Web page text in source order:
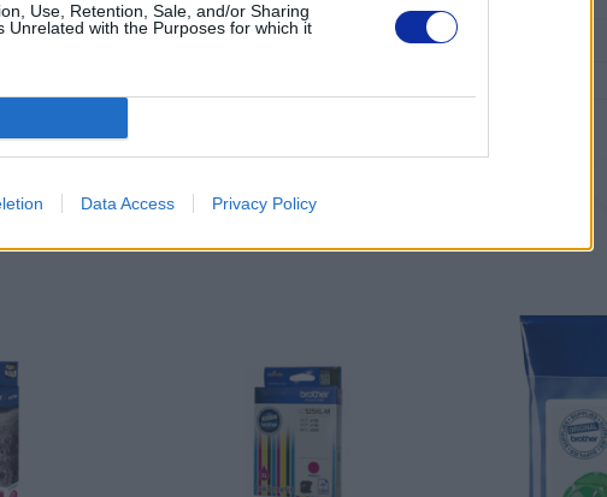
Use, Retention, Sale, and/or Sharing
Unrelated with the Purposes for which it
Data Access Privacy Policy
Pomoc techniczna https://www.brother.pl/support